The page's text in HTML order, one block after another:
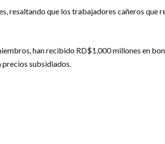
resaltando que los trabajadores cañeros que
han recibido RD$1,000 millones en
subsidiados.